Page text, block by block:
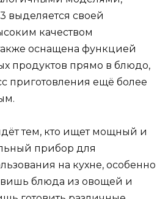
выделяется своей
качеством
оснащена функцией
продуктов прямо в блюдо,
приготовления ещё более
тем, кто ищет мощный и
прибор для
на кухне, особенно
блюда из овощей и